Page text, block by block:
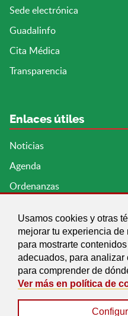
Usamos cookies y otras
mejorar tu experiencia
para mostrarte
adecuados, para analizar
para comprender de
Ver más en política de
Sede electrónica
Guadalinfo
Cita Médica
Transparencia
Enlaces útiles
Noticias
Agenda
Ordenanzas